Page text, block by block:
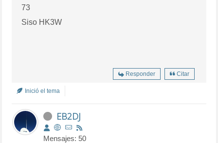
73
Siso HK3W
Responder Citar
Inició el tema
EB2DJ
Mensajes: 50